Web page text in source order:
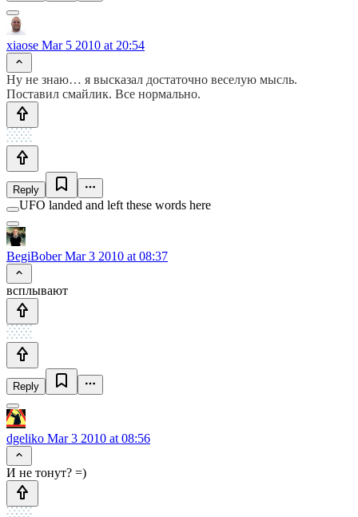
xiaose Mar 5 2010 at 20:54
Ну не знаю… я высказал достаточно веселую мысль.
Поставил смайлик. Все нормально.
Reply
UFO landed and left these words here
BegiBoberMar 3 2010 at 08:37
всплывают
Reply
dgeliko Mar 3 2010 at 08:56
И не тонут? =)